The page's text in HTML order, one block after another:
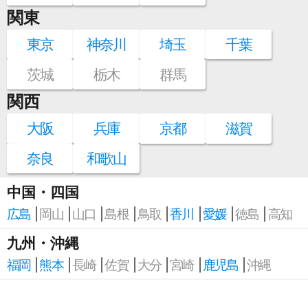
関東
東京 神奈川 埼玉
千葉
茨城
栃木 群馬
関西
大阪 兵庫 京都
滋賀
奈良
和歌山
中国・四国
広島 岡山 山口 島根 鳥取 香川 愛媛 徳島 高知
九州・沖縄
福岡 熊本 長崎 佐賀 大分 宮崎 鹿児島 沖縄